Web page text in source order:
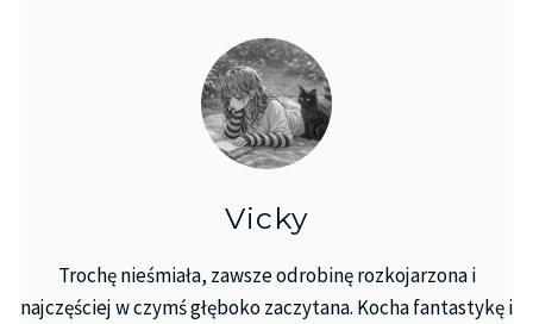
Vicky
Trochę nieśmiała, zawsze odrobinę rozkojarzona i
najczęściej w czymś głęboko zaczytana. Kocha fantastykę i